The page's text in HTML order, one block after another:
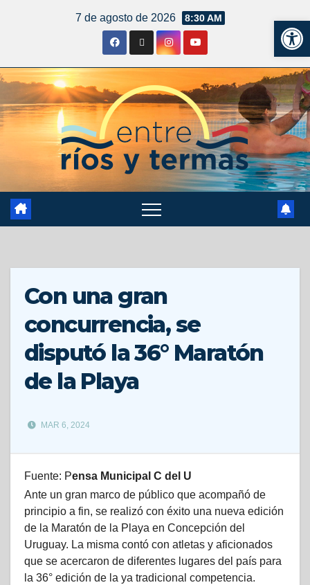
7 de agosto de 2026 8:30 AM
Con una gran
concurrencia, se
disputó la 36° Maratón
de la Playa
MAR 6, 2024
Fuente: Pensa Municipal C del U
Ante un gran marco de público que acompañó de
principio a fin, se realizó con éxito una nueva edición
de la Maratón de la Playa en Concepción del
Uruguay. La misma contó con atletas y aficionados
que se acercaron de diferentes lugares del país para
la 36° edición de la ya tradicional competencia.